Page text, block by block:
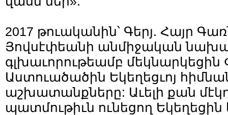
2017 թուականին՝ Գերյ. Հայր
Յովսէփեանի անմիջական
գլխաւորութեամբ մեկնարկեցին
Աստուածածին Եկեղեցւոյ
աշխատանքները: Աւելի քան
պատմութիւն ունեցող Եկեղեցին